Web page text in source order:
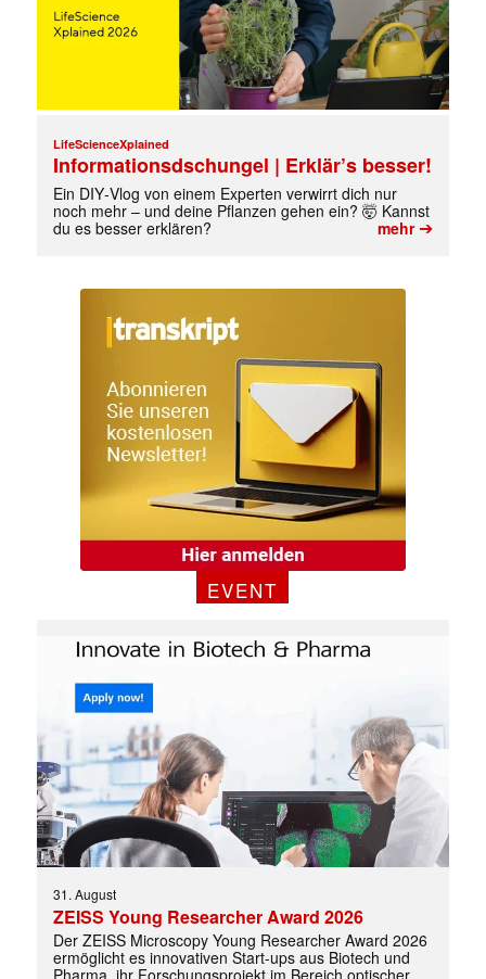
LifeScienceXplained
Informationsdschungel | Erklär’s besser!
Ein DIY‑Vlog von einem Experten verwirrt dich nur
noch mehr – und deine Pflanzen gehen ein? 🤯 Kannst
du es besser erklären?
mehr➔
EVENT
31. August
ZEISS Young Researcher Award 2026
Der ZEISS Microscopy Young Researcher Award 2026
ermöglicht es innovativen Start-ups aus Biotech und